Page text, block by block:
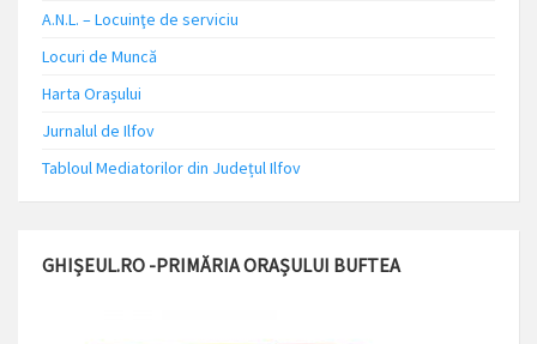
A.N.L. – Locuinţe de serviciu
Locuri de Muncă
Harta Orașului
Jurnalul de Ilfov
Tabloul Mediatorilor din Județul Ilfov
GHIȘEUL.RO -PRIMĂRIA ORAȘULUI BUFTEA